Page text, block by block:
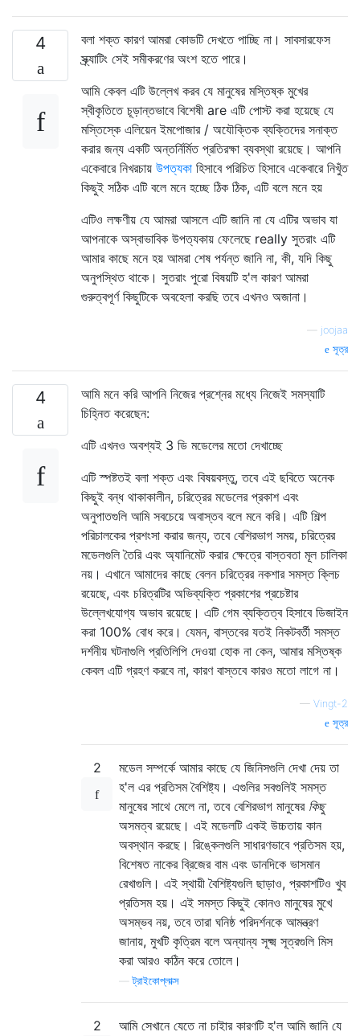
4
বলা শক্ত কারণ আমরা কোডটি দেখতে পাচ্ছি না। সাবসারফেস
স্ক্র্যাটিং সেই সমীকরণের অংশ হতে পারে।
আমি কেবল এটি উল্লেখ করব যে মানুষের মস্তিষ্ক মুখের
স্বীকৃতিতে চূড়ান্তভাবে বিশেষী are এটি পোস্ট করা হয়েছে যে
মস্তিস্কে এলিয়েন ইমপোজার / অযৌক্তিক ব্যক্তিদের সনাক্ত
করার জন্য একটি অন্তর্নির্মিত প্রতিরক্ষা ব্যবস্থা রয়েছে। আপনি
একেবারে নিখরচায় উপত্যকা হিসাবে পরিচিত হিসাবে একেবারে নিখুঁত
কিছুই সঠিক এটি বলে মনে হচ্ছে ঠিক ঠিক, এটি বলে মনে হয়
এটিও লক্ষণীয় যে আমরা আসলে এটি জানি না যে এটির অভাব যা
আপনাকে অস্বাভাবিক উপত্যকায় ফেলেছে really সুতরাং এটি
আমার কাছে মনে হয় আমরা শেষ পর্যন্ত জানি না, কী, যদি কিছু
অনুপস্থিত থাকে। সুতরাং পুরো বিষয়টি হ'ল কারণ আমরা
গুরুত্বপূর্ণ কিছুটিকে অবহেলা করছি তবে এখনও অজানা।
joojaa
সূত্র
4
আমি মনে করি আপনি নিজের প্রশ্নের মধ্যে নিজেই সমস্যাটি
চিহ্নিত করেছেন:
এটি এখনও অবশ্যই 3 ডি মডেলের মতো দেখাচ্ছে
এটি স্পষ্টতই বলা শক্ত এবং বিষয়বস্তু, তবে এই ছবিতে অনেক
কিছুই বন্ধ থাকাকালীন, চরিত্রের মডেলের প্রকাশ এবং
অনুপাতগুলি আমি সবচেয়ে অবাস্তব বলে মনে করি। এটি শিল্প
পরিচালকের প্রশংসা করার জন্য, তবে বেশিরভাগ সময়, চরিত্রের
মডেলগুলি তৈরি এবং অ্যানিমেট করার ক্ষেত্রে বাস্তবতা মূল চালিকা
নয়। এখানে আমাদের কাছে বেলন চরিত্রের নকশার সমস্ত ক্লিচ
রয়েছে, এবং চরিত্রটির অভিব্যক্তি প্রকাশের প্রচেষ্টার
উল্লেখযোগ্য অভাব রয়েছে। এটি গেম ব্যক্তিত্ব হিসাবে ডিজাইন
করা 100% বোধ করে। যেমন, বাস্তবের যতই নিকটবর্তী সমস্ত
দর্শনীয় ঘটনাগুলি প্রতিলিপি দেওয়া হোক না কেন, আমার মস্তিষ্ক
কেবল এটি গ্রহণ করবে না, কারণ বাস্তবে কারও মতো লাগে না।
— Vingt-2
সূত্র
2
মডেল সম্পর্কে আমার কাছে যে জিনিসগুলি দেখা দেয় তা
হ'ল এর প্রতিসম বৈশিষ্ট্য। এগুলির সবগুলিই সমস্ত
মানুষের সাথে মেলে না, তবে বেশিরভাগ মানুষের কিছু
অসমত্ব রয়েছে। এই মডেলটি একই উচ্চতায় কান
অবস্থান করছে। রিঙ্কেলগুলি সাধারণভাবে প্রতিসম হয়,
বিশেষত নাকের ব্রিজের বাম এবং ডানদিকে ভাসমান
রেখাগুলি। এই স্থায়ী বৈশিষ্ট্যগুলি ছাড়াও, প্রকাশটিও খুব
প্রতিসম হয়। এই সমস্ত কিছুই কোনও মানুষের মুখে
অসম্ভব নয়, তবে তারা ঘনিষ্ঠ পরিদর্শনকে আমন্ত্রণ
জানায়, মুখটি কৃত্রিম বলে অন্যান্য সূক্ষ্ম সূত্রগুলি মিস
করা আরও কঠিন করে তোলে।
—ট্রাইকোপ্লাক্স
2
আমি সেখানে যেতে না চাইার কারণটি হ'ল আমি জানি যে